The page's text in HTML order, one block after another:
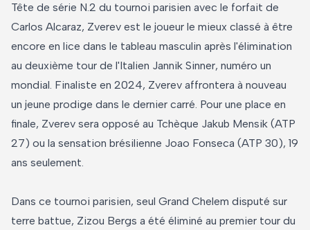
Tête de série N.2 du tournoi parisien avec le forfait de
Carlos Alcaraz, Zverev est le joueur le mieux classé à être
encore en lice dans le tableau masculin après l'élimination
au deuxième tour de l'Italien Jannik Sinner, numéro un
mondial. Finaliste en 2024, Zverev affrontera à nouveau
un jeune prodige dans le dernier carré. Pour une place en
finale, Zverev sera opposé au Tchèque Jakub Mensik (ATP
27) ou la sensation brésilienne Joao Fonseca (ATP 30), 19
ans seulement.
Dans ce tournoi parisien, seul Grand Chelem disputé sur
terre battue, Zizou Bergs a été éliminé au premier tour du